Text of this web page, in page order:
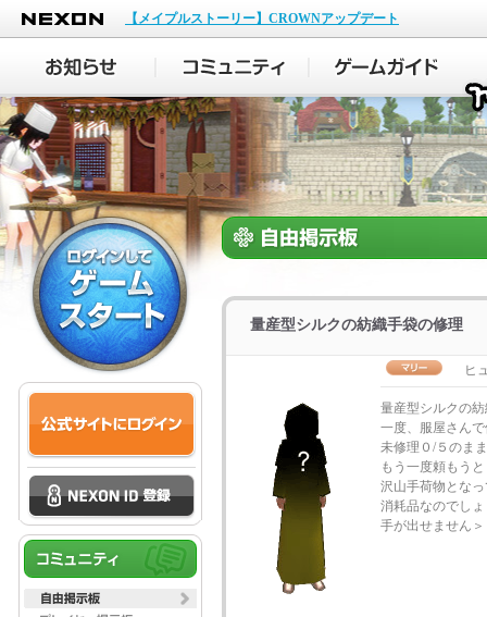
NEXON
【メイプルストーリー】CROWNアップデート
量産型シルクの紡織手袋の修理
ヒ
量産型シルクの
一度、服屋さん
未修理０/５のま
もう一度頼もう
沢山手荷物とな
消耗品なのでし
手が出せません＞